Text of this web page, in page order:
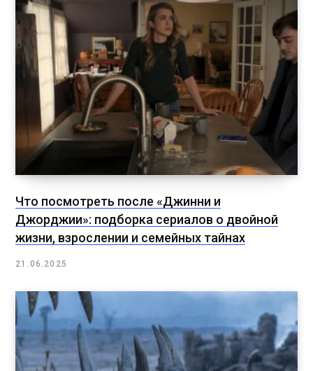
Что посмотреть после «Джинни и
Джорджии»: подборка сериалов о двойной
жизни, взрослении и семейных тайнах
21.06.2025